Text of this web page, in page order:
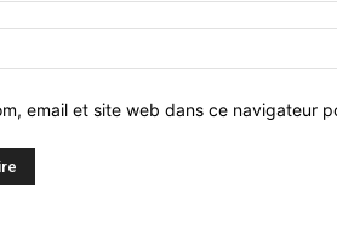
email et site web dans ce navigateur